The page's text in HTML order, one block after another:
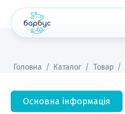
content
Головна / Каталог / Товар /
Основна інформація